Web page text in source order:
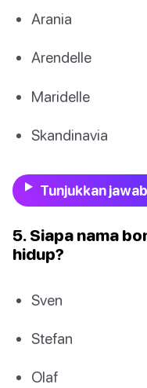
Arania
Arendelle
Maridelle
Skandinavia
Tunjukkan
5. Siapa nama
hidup?
Sven
Stefan
Olaf